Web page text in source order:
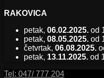
RAKOVICA
petak, 06.02.2025. od
petak, 08.05.2025. od
četvrtak, 06.08.2025.
petak, 13.11.2025. od
Tel: 047/ 777 204